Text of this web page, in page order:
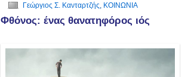
Γεώργιος Σ. Κανταρτζής ΚΟΙΝΩΝΙΑ
Φθόνος: ένας θανατηφόρος ιός